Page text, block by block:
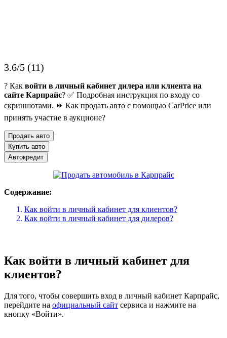
3.6/5 (11)
? Как войти в личный кабинет дилера или клиента на
сайте Карпрайс? ✅ Подробная инструкция по входу со
скриншотами. ⏩ Как продать авто с помощью CarPrice или
принять участие в аукционе?
Продать авто
Купить авто
Автокредит
Содержание:
Как войти в личный кабинет для клиентов?
Как войти в личный кабинет для дилеров?
Как войти в личный кабинет для
клиентов?
Для того, чтобы совершить вход в личный кабинет Карпрайс,
перейдите на официальный сайт сервиса и нажмите на
кнопку «Войти».